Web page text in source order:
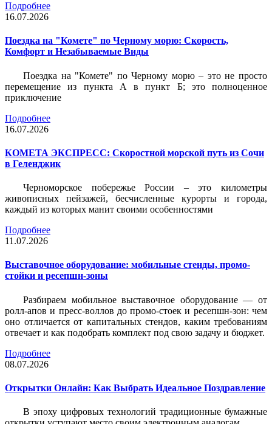
Подробнее
16.07.2026
Поездка на "Комете" по Черному морю: Скорость,
Комфорт и Незабываемые Виды
Поездка на "Комете" по Черному морю – это не просто
перемещение из пункта А в пункт Б; это полноценное
приключение
Подробнее
16.07.2026
КОМЕТА ЭКСПРЕСС: Скоростной морской путь из Сочи
в Геленджик
Черноморское побережье России – это километры
живописных пейзажей, бесчисленные курорты и города,
каждый из которых манит своими особенностями
Подробнее
11.07.2026
Выставочное оборудование: мобильные стенды, промо-
стойки и ресепшн-зоны
Разбираем мобильное выставочное оборудование — от
ролл-апов и пресс-воллов до промо-стоек и ресепшн-зон: чем
оно отличается от капитальных стендов, каким требованиям
отвечает и как подобрать комплект под свою задачу и бюджет.
Подробнее
08.07.2026
Открытки Онлайн: Как Выбрать Идеальное Поздравление
В эпоху цифровых технологий традиционные бумажные